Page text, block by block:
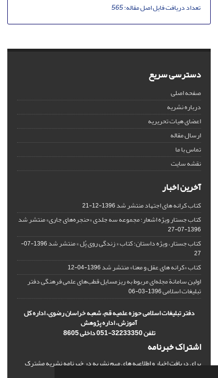
تعداد دریافت فایل اصل مقاله:565
دسترسی سریع
صفحه اصلی
درباره نشریه
اعضای هیات تحریریه
ارسال مقاله
تماس با ما
نقشه سایت
آخرین اخبار
کتاب کرانه های اجتهاد منتشر شد1396-12-21
کتاب جستار ویژه اشعار؛ مجموعه سه جلدی «حنجره‌های جاری» منتشر شد
1396-07-27
کتاب جستار، ویژه داستان؛ کتاب « زندگی روی پُل » منتشر شد
1396-07-
27
کتاب «کرانه های عقل و معنا» منتشر شد1396-04-12
اولین سامانة مجله‌ای مربوط به ریزمسایل‌ قطب‌های علمی فرهنگی دفتر
تبلیغات اسلامی1396-03-06
دفتر تبلیغات اسلامی حوزه علمیه قم، شعبه خراسان رضوی، اداره کل
آموزش، اداره پژوهش
تلفن 32233350-051 داخلی 8605
اشتراک خبرنامه
برای دریافت اخبار و اطلاعیه های مهم نشریه در خبرنامه نشریه مشترک